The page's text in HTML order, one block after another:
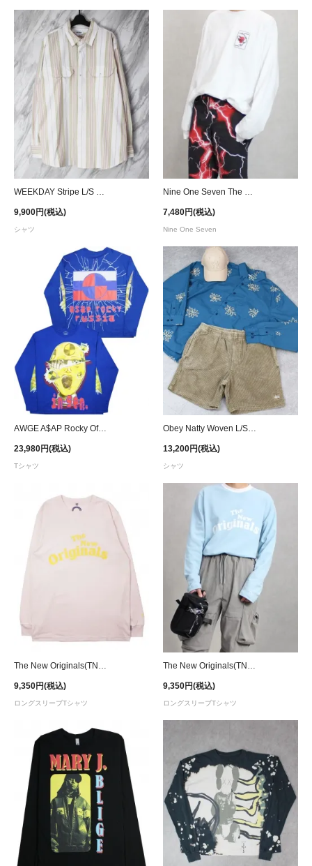
9,900円(税込)
シャツ
7,480円(税込)
Nine One Seven
AWGE A$AP Rocky Official L/S T-Shirt - Blue
23,980円(税込)
Tシャツ
13,200円(税込)
シャツ
9,350円(税込)
ロングスリーブTシャツ
9,350円(税込)
ロングスリーブTシャツ